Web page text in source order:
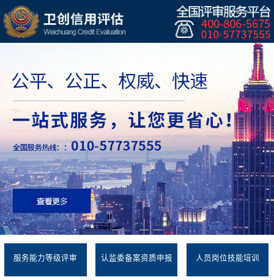
服务能力等级评审 认监委备案资质申报 人员岗位技能培训